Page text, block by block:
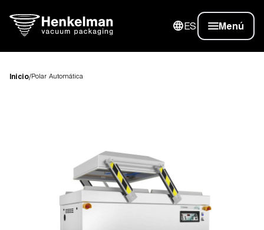
ES Menú
Inicio/Polar Automática